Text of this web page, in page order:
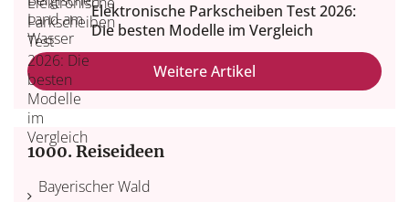
Elektronische Parkscheiben Test 2026:
Die besten Modelle im Vergleich
Weitere Artikel
1000. Reiseideen
Bayerischer Wald